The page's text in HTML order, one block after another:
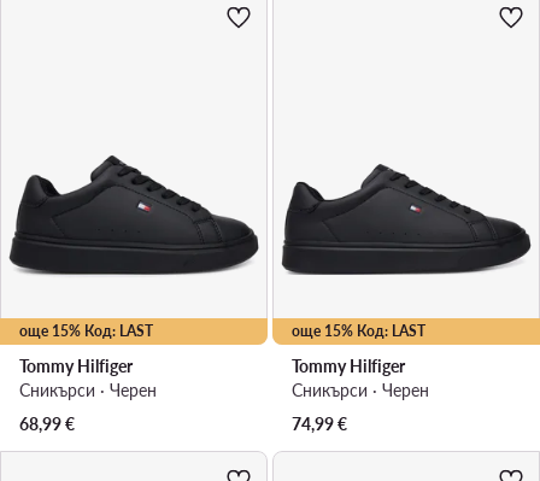
още 15% Код: LAST
Tommy Hilfiger
Сникърси · Черен
68,99€
още 15% Код: LAST
Tommy Hilfiger
Сникърси · Черен
74,99€